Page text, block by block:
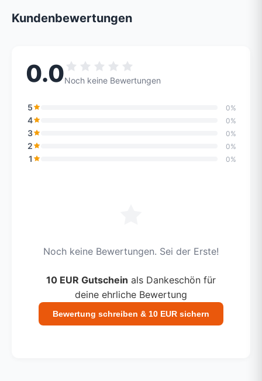
Kundenbewertungen
0.0Noch keine Bewertungen
5 0%
4 0%
3 0%
2 0%
1 0%
Noch keine Bewertungen. Sei der Erste!
10 EUR Gutschein als Dankeschön für
deine ehrliche Bewertung
Bewertung schreiben & 10 EUR sichern